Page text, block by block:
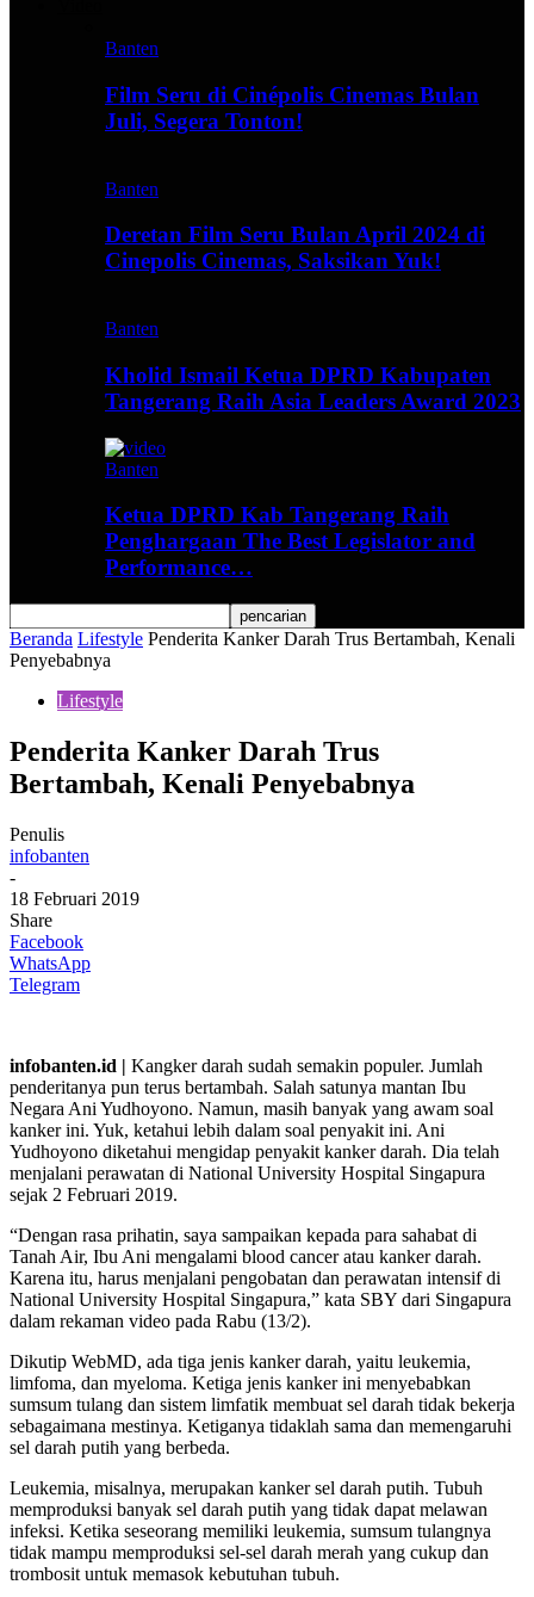
Banten
Film Seru di Cinépolis Cinemas Bulan
Juli, Segera Tonton!
Banten
Deretan Film Seru Bulan April 2024 di
Cinepolis Cinemas, Saksikan Yuk!
Banten
Kholid Ismail Ketua DPRD Kabupaten
Tangerang Raih Asia Leaders Award 2023
Banten
Ketua DPRD Kab Tangerang Raih
Penghargaan The Best Legislator and
Performance…
Beranda Lifestyle Penderita Kanker Darah Trus Bertambah, Kenali
Penyebabnya
Lifestyle
Penderita Kanker Darah Trus
Bertambah, Kenali Penyebabnya
Penulis
infobanten
-
18 Februari 2019
Share
Facebook
WhatsApp
Telegram
infobanten.id | Kangker darah sudah semakin populer. Jumlah
penderitanya pun terus bertambah. Salah satunya mantan Ibu
Negara Ani Yudhoyono. Namun, masih banyak yang awam soal
kanker ini. Yuk, ketahui lebih dalam soal penyakit ini. Ani
Yudhoyono diketahui mengidap penyakit kanker darah. Dia telah
menjalani perawatan di National University Hospital Singapura
sejak 2 Februari 2019.
“Dengan rasa prihatin, saya sampaikan kepada para sahabat di
Tanah Air, Ibu Ani mengalami blood cancer atau kanker darah.
Karena itu, harus menjalani pengobatan dan perawatan intensif di
National University Hospital Singapura,” kata SBY dari Singapura
dalam rekaman video pada Rabu (13/2).
Dikutip WebMD, ada tiga jenis kanker darah, yaitu leukemia,
limfoma, dan myeloma. Ketiga jenis kanker ini menyebabkan
sumsum tulang dan sistem limfatik membuat sel darah tidak bekerja
sebagaimana mestinya. Ketiganya tidaklah sama dan memengaruhi
sel darah putih yang berbeda.
Leukemia, misalnya, merupakan kanker sel darah putih. Tubuh
memproduksi banyak sel darah putih yang tidak dapat melawan
infeksi. Ketika seseorang memiliki leukemia, sumsum tulangnya
tidak mampu memproduksi sel-sel darah merah yang cukup dan
trombosit untuk memasok kebutuhan tubuh.